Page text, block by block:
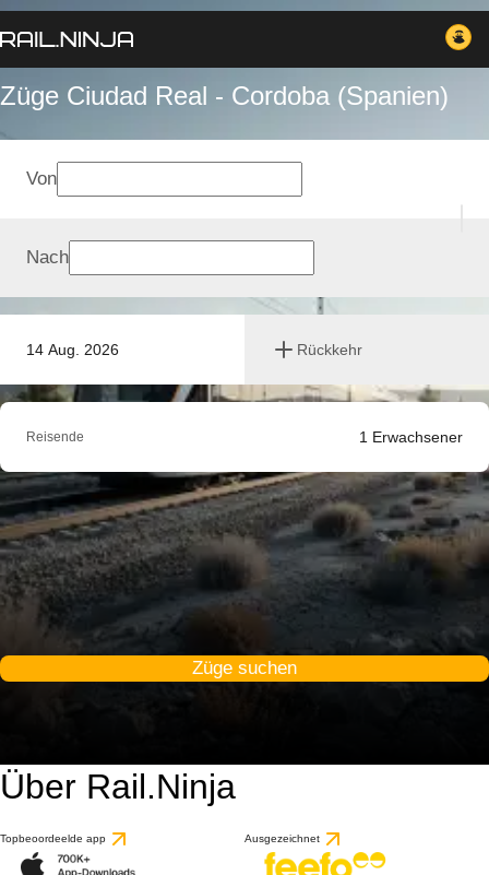
Züge Ciudad Real - Cordoba (Spanien)
14 Aug. 2026 Rückkehr
Von
Nach
Reisende 1 Erwachsener
Züge suchen
Über Rail.Ninja
Topbeoordeelde app Ausgezeichnet